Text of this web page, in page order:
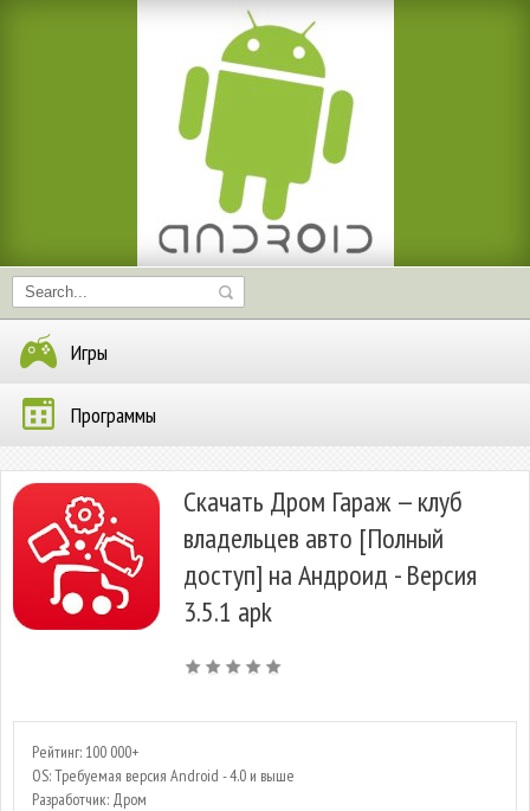
Игры
Программы
Скачать Дром Гараж — клуб
владельцев авто [Полный
доступ] на Андроид - Версия
3.5.1 apk
Рейтинг: 100 000+
OS: Требуемая версия Android - 4.0 и выше
Разработчик: Дром